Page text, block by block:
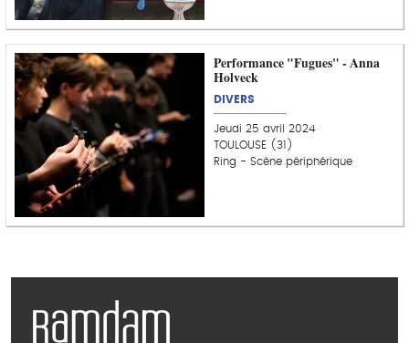
Performance "Fugues" - Anna
Holveck
DIVERS
Jeudi 25 avril 2024
TOULOUSE (31)
Ring - Scène périphérique